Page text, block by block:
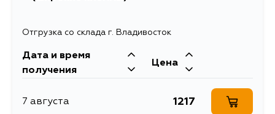
Отгрузка со склада г. Владивосток
Дата и время
получения
Цена
7 августа 1217